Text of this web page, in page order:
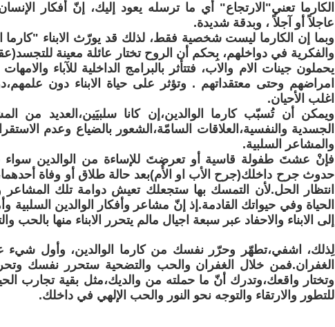
الكارما تعني"الارتجاع" أي ما ترسله يعود إليك، إنّ أفكار
عاجلاً أو آجلاً ، وبدقة شديدة.
وبما إن الكارما ليست شخصية فقط، لذلك قد يورّث الابناء "كارما
والفكرية في دواخلهم، بِحكم أن الروح تختار عائلة معينة
يحملون جينات الام والاب، فتتأثر بالبرامج الداخلية للآباء
امراضهم وحتى معتقداتهم . وتؤثر على حياة الابناء دون
اغلب الأحيان.
ويمكن أن تُسبّب كارما الوالدين،إن كانا سلبيَين،العديد من
الجسدية والنفسية،العلاقات السامّة،الشعور بالضياع وعدم
والمشاعر السلبية.
فإنْ عشتَ طفولة قاسية أو تعرضتَ للإساءة من الوالدين سواء
حدوث جرح داخلك(جرح الأب او الأُم)بعد حالة طلاق أو وفاة
انتظار الحل.لأن التمسك بها ستجعلك تعيش دوامة تلك المشاعر
الحياة وفي حيواتك القادمة.إذ إنّ مشاعر وأفكار الوالدين
إلى الابناء والاحفاد عبر سبعة اجيال مالم يتحرر الابناء منها بالحب
لِذلك، اشفي،تطهّر وحرّر نفسك من كارما الوالدين، وأول شيء
الغفران.فمن خلال الغفران والحب والتضحية ستحرر نفسك
وتختار واقعك،وتدرك أنّ ما حملته من والديك،مثل بقية تجارب
للتطور والارتقاء والتوجه نحو النور والحب الإلهي في داخلك.